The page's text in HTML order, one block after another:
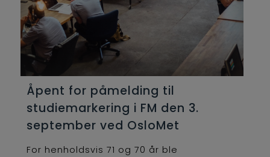
Åpent for påmelding til
studiemarkering i FM den 3.
september ved OsloMet
For henholdsvis 71 og 70 år ble